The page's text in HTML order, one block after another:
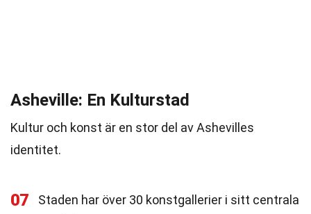
Asheville: En Kulturstad
Kultur och konst är en stor del av Ashevilles
identitet.
07
Staden har över 30 konstgallerier i sitt centrala